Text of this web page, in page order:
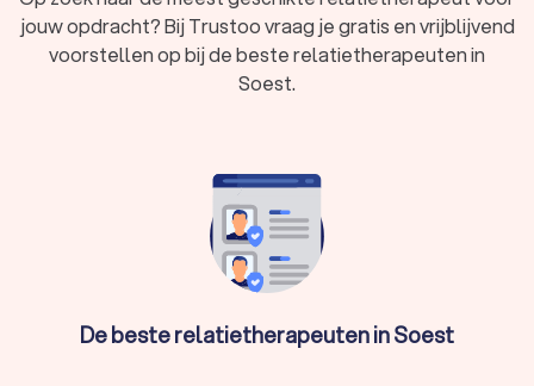
Eengoede klikmet de therapeut helpt bij het
opbouwen van een vertrouwensband, die
essentieel is voor de therapie. Plan daarom eerst
Wanneer is relatietherapie een goed idee?
Relatieproblemen kunnen iedereen overkomen. Hebben jullie
problemen met communicatie of vertrouwen? Of voelen jullie
minder verbinding? Een relatietherapeut in Soest helpt jullie
om weer dichter bij elkaar te komen. Een relatietherapeut
gebruikt verschillende therapievormen en
jouw opdracht? Bij Trustoo vraag je gratis en vrijblijvend
voorstellen op bij de beste relatietherapeuten in
Soest.
De beste relatietherapeuten in Soest